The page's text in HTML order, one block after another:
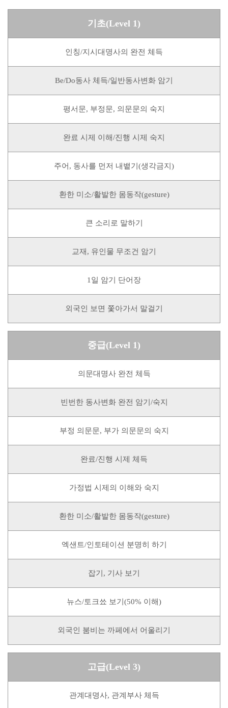
기초(Level 1)
인칭/지시대명사의 완전 체득
Be/Do동사 체득/일반동사변화 암기
평서문, 부정문, 의문문의 숙지
완료 시제 이해/진행 시제 숙지
주어, 동사를 먼저 내뱉기(생각금지)
환한 미소/활발한 몸동작(gesture)
큰 소리로 말하기
교재, 유인물 무조건 암기
1일 암기 단어장
외국인 보면 쫓아가서 말걸기
중급(Level 1)
의문대명사 완전 체득
빈번한 동사변화 완전 암기/숙지
부정 의문문, 부가 의문문의 숙지
완료/진행 시제 체득
가정법 시제의 이해와 숙지
환한 미소/활발한 몸동작(gesture)
엑샌트/인토테이션 분명히 하기
잡기, 기사 보기
뉴스/토크쑈 보기(50% 이해)
외국인 붐비는 까페에서 어울리기
고급(Level 3)
관계대명사, 관계부사 체득